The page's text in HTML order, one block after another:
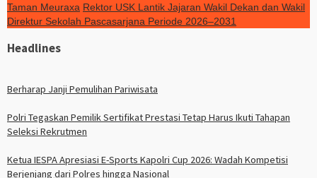
Taman Meuraxa Rektor USK Lantik Jajaran Wakil Dekan dan Wakil
Direktur Sekolah Pascasarjana Periode 2026–2031
Headlines
Berharap Janji Pemulihan Pariwisata
Polri Tegaskan Pemilik Sertifikat Prestasi Tetap Harus Ikuti Tahapan
Seleksi Rekrutmen
Ketua IESPA Apresiasi E-Sports Kapolri Cup 2026: Wadah Kompetisi
Berjenjang dari Polres hingga Nasional